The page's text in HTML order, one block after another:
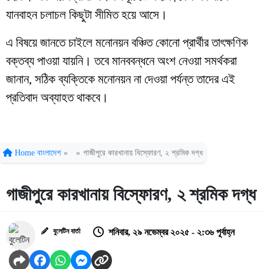
যানবাহন চলাচল কিছুটা সীমিত হয়ে আসে।
এ বিষয়ে জানতে চাইলে মনোনয়ন বঞ্চিত কোনো প্রার্থীর তাৎক্ষণিক
বক্তব্য পাওয়া যায়নি। তবে মানববন্ধনে অংশ নেওয়া সমর্থকরা
জানান, সঠিক ব্যক্তিকে মনোনয়ন না দেওয়া পর্যন্ত তাদের এই
প্রতিবাদ অব্যাহত থাকবে।
Home বাংলাদেশ » » গাজীপুরে কারখানায় বিস্ফোরণ, ২ শ্রমিক দগ্ধ
গাজীপুরে কারখানায় বিস্ফোরণ, ২ শ্রমিক দগ্ধ
বুলেটিন বার্তা শনিবার, ২৯ নভেম্বর ২০২৫ - ২:৩৬ পূর্বাহ্ন